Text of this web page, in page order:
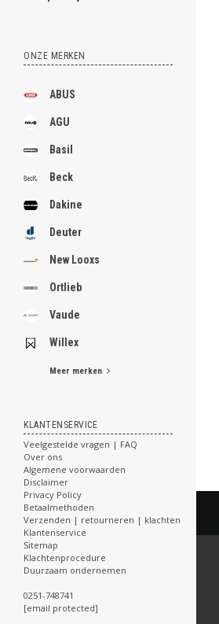
ONZE MERKEN
ABUS
AGU
Basil
Beck
Dakine
Deuter
New Looxs
Ortlieb
Vaude
Willex
Meer merken
KLANTENSERVICE
Veelgestelde vragen | FAQ
Over ons
Algemene voorwaarden
Disclaimer
Privacy Policy
Betaalmethoden
Verzenden | retourneren | klachten
Klantenservice
Sitemap
Klachtenprocedure
Duurzaam ondernemen
0251-748741
[email protected]